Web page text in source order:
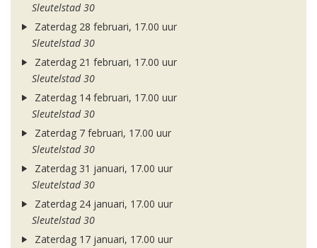
Sleutelstad 30
Zaterdag 28 februari, 17.00 uur
Sleutelstad 30
Zaterdag 21 februari, 17.00 uur
Sleutelstad 30
Zaterdag 14 februari, 17.00 uur
Sleutelstad 30
Zaterdag 7 februari, 17.00 uur
Sleutelstad 30
Zaterdag 31 januari, 17.00 uur
Sleutelstad 30
Zaterdag 24 januari, 17.00 uur
Sleutelstad 30
Zaterdag 17 januari, 17.00 uur